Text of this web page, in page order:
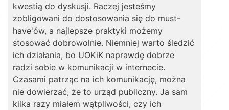
kwestią do dyskusji. Raczej jesteśmy
zobligowani do dostosowania się do must-
have'ów, a najlepsze praktyki możemy
stosować dobrowolnie. Niemniej warto śledzić
ich działania, bo UOKiK naprawdę dobrze
radzi sobie w komunikacji w internecie.
Czasami patrząc na ich komunikację, można
nie dowierzać, że to urząd publiczny. Ja sam
kilka razy miałem wątpliwości, czy ich